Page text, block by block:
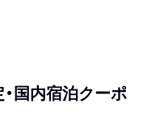
ツアー：最大2万円オフク
ン
国内宿泊クーポ